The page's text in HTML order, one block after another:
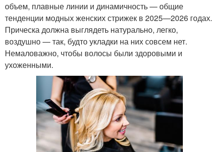
объем, плавные линии и динамичность — общие
тенденции модных женских стрижек в 2025—2026 годах.
Прическа должна выглядеть натурально, легко,
воздушно — так, будто укладки на них совсем нет.
Немаловажно, чтобы волосы были здоровыми и
ухоженными.